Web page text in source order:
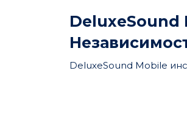
DeluxeSound
DeluxeSound Mobile